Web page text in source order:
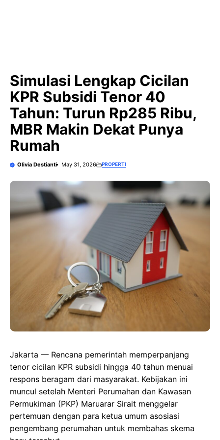
Simulasi Lengkap Cicilan
KPR Subsidi Tenor 40
Tahun: Turun Rp285 Ribu,
MBR Makin Dekat Punya
Rumah
Olivia Destianti May 31, 2026 PROPERTI
Jakarta — Rencana pemerintah memperpanjang
tenor cicilan KPR subsidi hingga 40 tahun menuai
respons beragam dari masyarakat. Kebijakan ini
muncul setelah Menteri Perumahan dan Kawasan
Permukiman (PKP) Maruarar Sirait menggelar
pertemuan dengan para ketua umum asosiasi
pengembang perumahan untuk membahas skema